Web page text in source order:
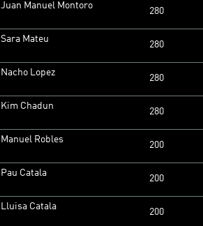
Juan Manuel Montoro
280
Sara Mateu
280
Nacho Lopez
280
Kim Chadun
280
Manuel Robles
200
Pau Catala
200
Lluisa Catala
200